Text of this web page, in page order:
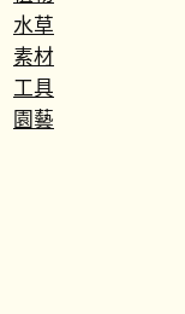
水草
素材
工具
園藝